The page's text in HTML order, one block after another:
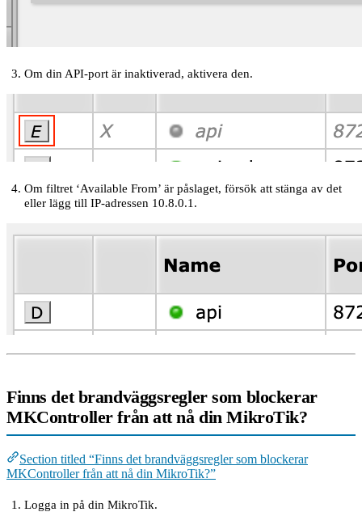
Om din API-port är inaktiverad, aktivera den.
Om filtret ‘Available From’ är påslaget, försök att stänga av det
eller lägg till IP-adressen 10.8.0.1.
Finns det brandväggsregler som blockerar
MKController från att nå din MikroTik?
Section titled “Finns det brandväggsregler som blockerar
MKController från att nå din MikroTik?”
Logga in på din MikroTik.